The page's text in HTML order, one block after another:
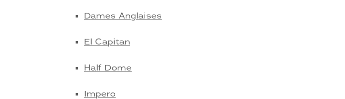
Dames Anglaises
El Capitan
Half Dome
Impero